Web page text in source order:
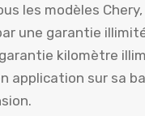
les modèles
une garantie
kilomètre
application sur sa